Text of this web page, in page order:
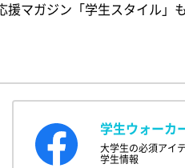
援マガジン「学生スタイル」
学生ウォーカ
大学生の必須アイ
学生情報